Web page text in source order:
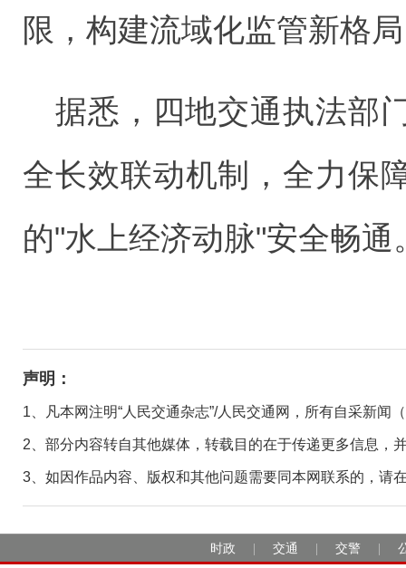
限，构建流域化监管新格
据悉，四地交通执法部
全长效联动机制，全力
的"水上经济动脉"安全畅
声明：
1、凡本网注明“人民交通杂志”/人民交通网，所有自采新
2、部分内容转自其他媒体，转载目的在于传递更多信息，
3、如因作品内容、版权和其他问题需要同本网联系的，请
时政 交通 交警